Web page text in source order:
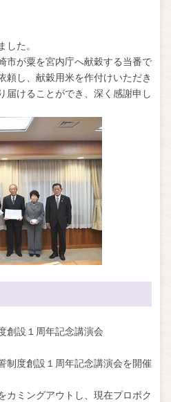
た。
市が粟を宮内庁へ献穀する当番で
頼し、献穀用米を作付けいただき
届けることができ、深く感謝申し
創設１周年記念講演会
制度創設１周年記念講演会を開催
カミングアウトし、現在プロボク